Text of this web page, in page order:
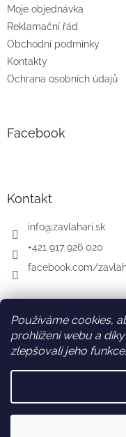
Používáme cookies,
prohlížení webu a
zlepšovali jeho
Moje objednávka
Reklamační řád
Obchodní podmínky
Kontakty
Ochrana osobních údajů
Facebook
Kontakt
info@zavlahari.sk
+421 917 926 020
facebook.com/